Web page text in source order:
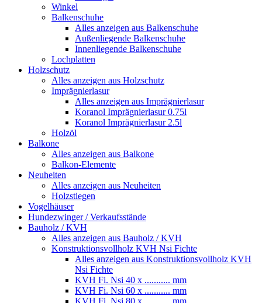
Winkel
Balkenschuhe
Alles anzeigen aus Balkenschuhe
Außenliegende Balkenschuhe
Innenliegende Balkenschuhe
Lochplatten
Holzschutz
Alles anzeigen aus Holzschutz
Imprägnierlasur
Alles anzeigen aus Imprägnierlasur
Koranol Imprägnierlasur 0.75l
Koranol Imprägnierlasur 2.5l
Holzöl
Balkone
Alles anzeigen aus Balkone
Balkon-Elemente
Neuheiten
Alles anzeigen aus Neuheiten
Holzstiegen
Vogelhäuser
Hundezwinger / Verkaufsstände
Bauholz / KVH
Alles anzeigen aus Bauholz / KVH
Konstruktionsvollholz KVH Nsi Fichte
Alles anzeigen aus Konstruktionsvollholz KVH
Nsi Fichte
KVH Fi. Nsi 40 x ........... mm
KVH Fi. Nsi 60 x ........... mm
KVH Fi. Nsi 80 x ........... mm